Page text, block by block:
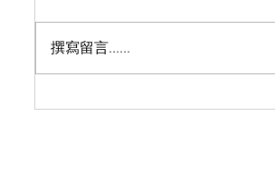
撰寫留言......